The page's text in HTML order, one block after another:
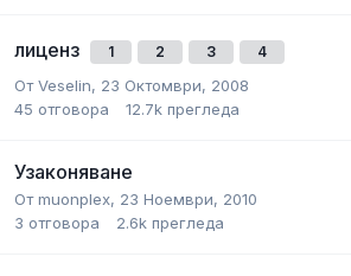
лиценз 1 2 3 4
ОтVeselin, 23 Октомври, 2008
45 отговора 12.7k прегледа
Узаконяване
Отmuonplex, 23 Ноември, 2010
3 отговора 2.6k прегледа